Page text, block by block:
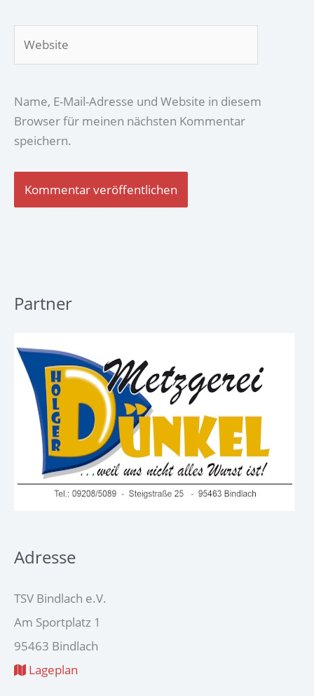
Name, E-Mail-Adresse und Website in diesem
Browser für meinen nächsten Kommentar
speichern.
Partner
Adresse
TSV Bindlach e.V.
Am Sportplatz 1
95463 Bindlach
Lageplan